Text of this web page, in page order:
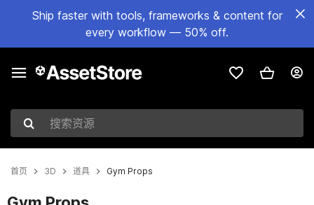
Ship faster with tools, frameworks & content for
every workflow — 50% off.
搜索资源
首页 3D 道具 Gym Props